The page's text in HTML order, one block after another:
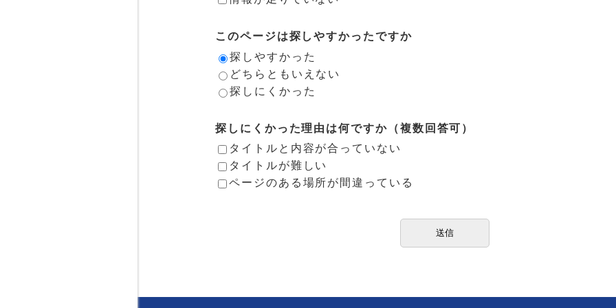
このページは探しやすかったですか
探しやすかった
どちらともいえない
探しにくかった
探しにくかった理由は何ですか（複数回答可）
タイトルと内容が合っていない
タイトルが難しい
ページのある場所が間違っている